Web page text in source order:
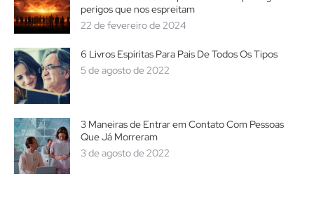
perigos que nos espreitam
22 de fevereiro de 2024
6 Livros Espíritas Para Pais De Todos Os Tipos
5 de agosto de 2022
3 Maneiras de Entrar em Contato Com Pessoas
Que Já Morreram
3 de agosto de 2022